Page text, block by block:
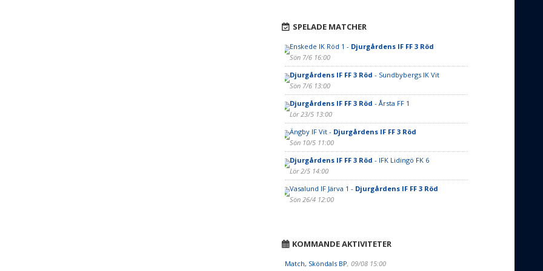
SPELADE MATCHER
Enskede IK Röd 1 - Djurgårdens IF FF 3 Röd
Sön 7/6 16:00
Djurgårdens IF FF 3 Röd - Sundbybergs IK Vit
Sön 7/6 13:00
Djurgårdens IF FF 3 Röd - Årsta FF 1
Lör 23/5 13:00
Ängby IF Vit - Djurgårdens IF FF 3 Röd
Sön 10/5 11:00
Djurgårdens IF FF 3 Röd - IFK Lidingö FK 6
Lör 2/5 14:00
Vasalund IF Järva 1 - Djurgårdens IF FF 3 Röd
Sön 26/4 12:00
KOMMANDE AKTIVITETER
Match, Sköndals BP, 09/08 15:00